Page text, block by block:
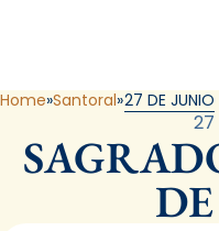
Home Santoral 27 DE JUNIO
27